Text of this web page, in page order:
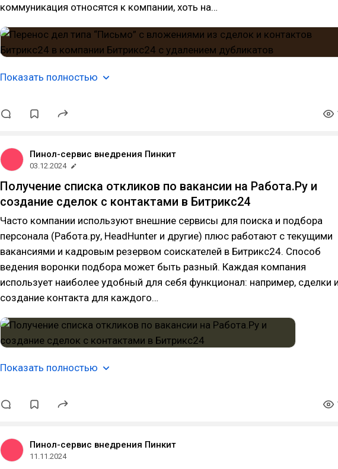
коммуникация относятся к компании, хоть на…
Показать полностью
Пинол-сервис внедрения Пинкит
03.12.2024
Получение списка откликов по вакансии на Работа.Ру и
создание сделок с контактами в Битрикс24
Часто компании используют внешние сервисы для поиска и подбора
персонала (Работа.ру, HeadHunter и другие) плюс работают с текущими
вакансиями и кадровым резервом соискателей в Битрикс24. Способ
ведения воронки подбора может быть разный. Каждая компания
использует наиболее удобный для себя функционал: например, сделки
создание контакта для каждого…
Показать полностью
Пинол-сервис внедрения Пинкит
11.11.2024